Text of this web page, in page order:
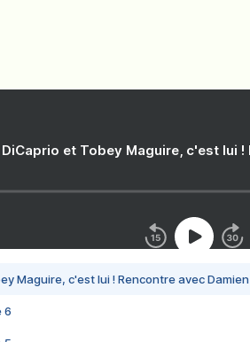
et Tobey Maguire, c'est lui
Maguire, c'est lui ! Rencontre avec
6